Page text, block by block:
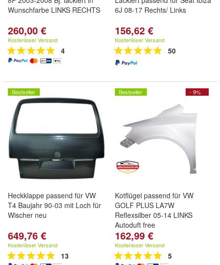
Wunschfarbe LINKS RECHTS
260,00 €
Kostenloser Versand
4
6J 08-17 Rechts/ Links
156,62 €
Kostenloser Versand
50
Bestseller
Heckklappe passend für VW
T4 Baujahr 90-03 mit Loch für
Wischer neu
649,76 €
Kostenloser Versand
13
- 9%
Bestseller
Kotflügel passend für VW
GOLF PLUS LA7W
Reflexsilber 05-14 LINKS
Autoduft free
162,99 €
Kostenloser Versand
5